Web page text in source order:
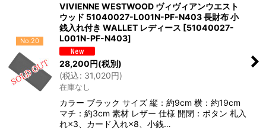
No.20
VIVIENNE WESTWOOD ヴィヴィアンウエスト
ウッド 51040027-L001N-PF-N403 長財布 小
銭入れ付き WALLET レディース [51040027-
L001N-PF-N403]
28,200円(税別)
(税込: 31,020円)
在庫なし
カラー ブラック サイズ 縦：約9cm 横：約19cm
マチ：約3cm 素材 レザー 仕様 開閉：ボタン 札入
れ×3、カード入れ×8、小銭…